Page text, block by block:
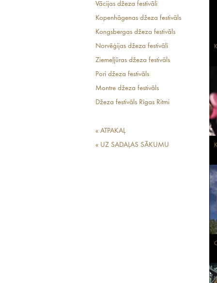
Vācijas džeza festivāli
Kopenhāgenas džeza festivāls
Kongsbergas džeza festivāls
Norvēģijas džeza festivāli
Ziemeļjūras džeza festivāls
Pori džeza festivāls
Montre džeza festivāls
Džeza festivāls Rīgas Ritmi
« ATPAKAĻ
« UZ SADAĻAS SĀKUMU